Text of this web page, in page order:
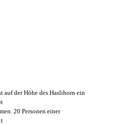
auf der Höhe des Haslihorn ein
20 Personen einer